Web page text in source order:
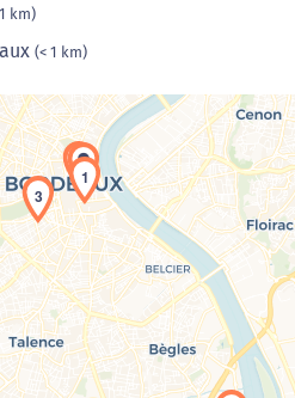
km)
(< 1 km)
de la carte en cours...
1
2
3